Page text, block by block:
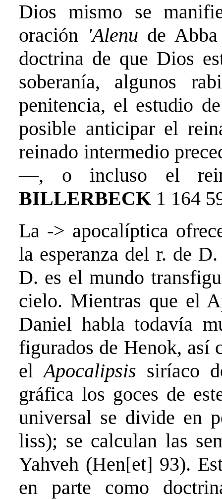
Dios mismo se
oración 'Alenu de
doctrina de que Dios
soberanía, algunos
penitencia, el estudio
posible anticipar el
reinado intermedio
—, o incluso el
BILLERBECK 1 164
La -> apocalíptica
la esperanza del r. de
D. es el mundo
cielo. Mientras que el
Daniel habla todavía
figurados de Henok, así
elApocalipsis siríaco
gráfica los goces de
universal se divide en
liss); se calculan las
Yahveh (Hen[et] 93).
en parte como